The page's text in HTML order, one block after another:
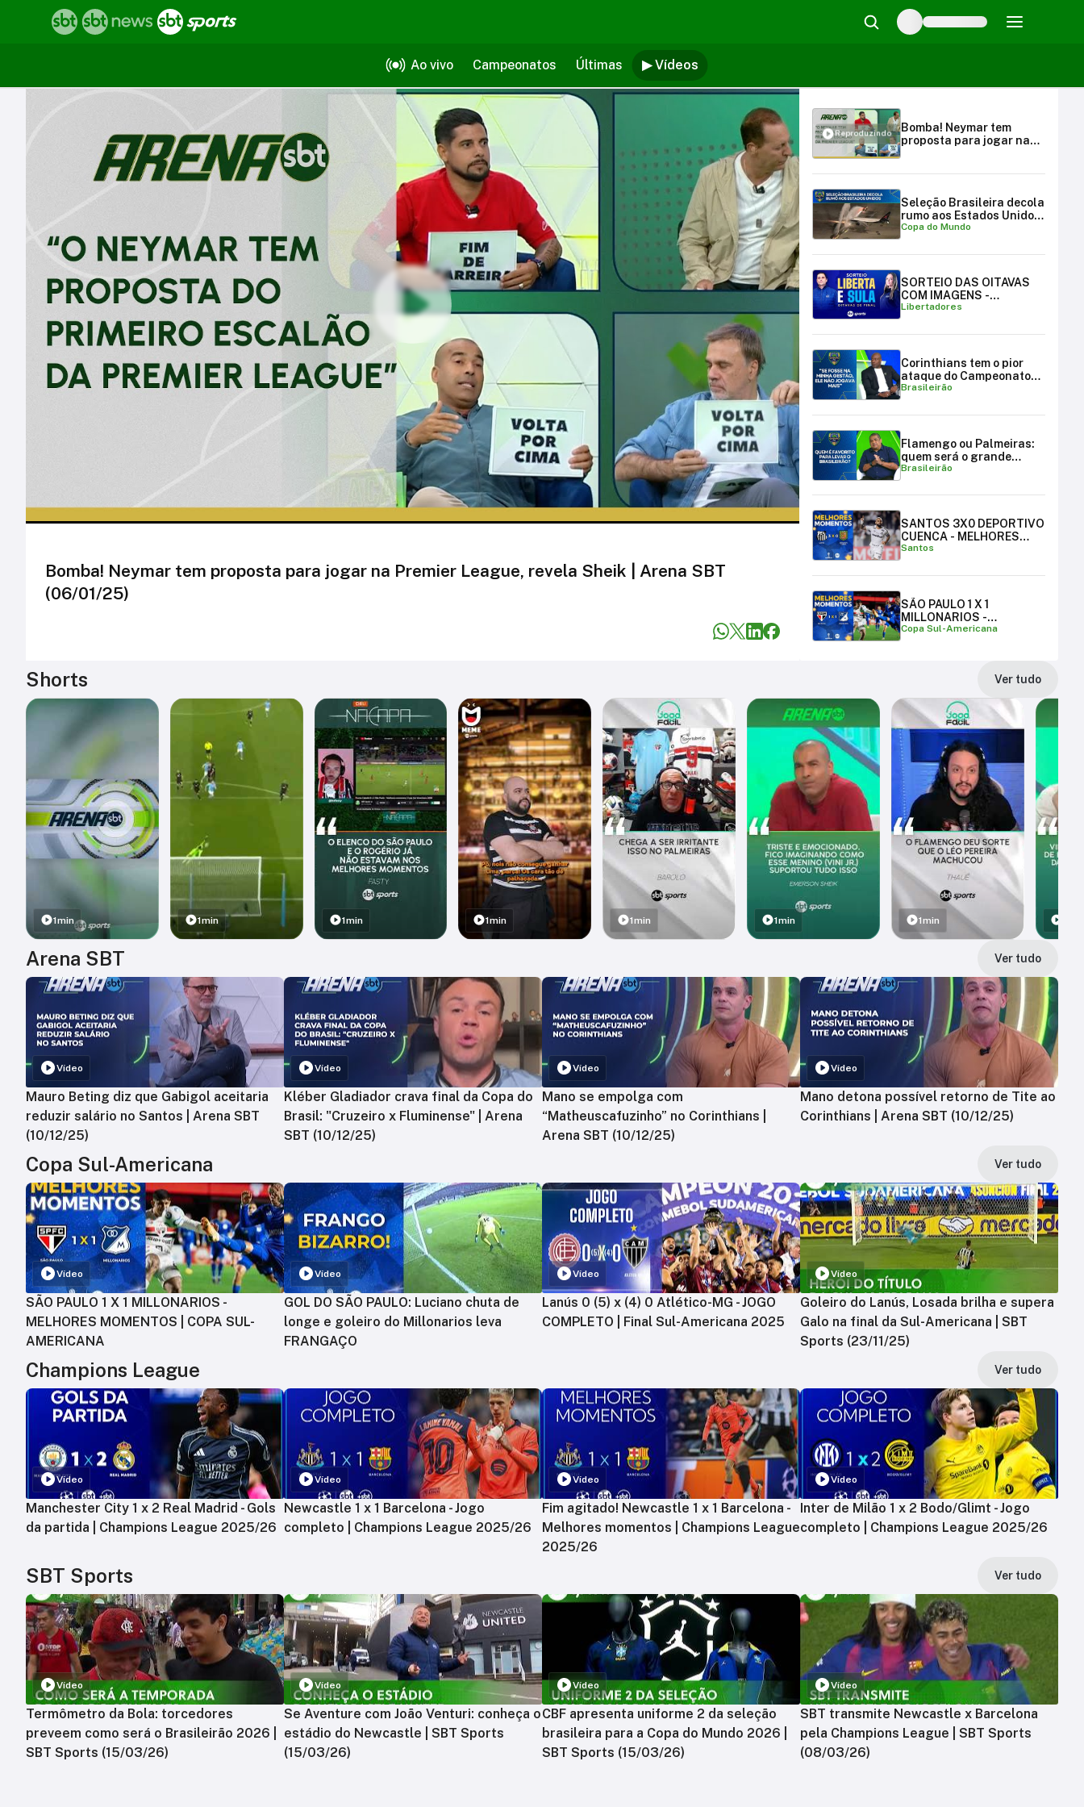
Ao vivo Campeonatos Últimas ▶ Vídeos
Vídeos
Bomba! Neymar tem proposta para jogar na Premier League, revela Sheik | Arena SBT
(06/01/25)
Reproduzindo
Bomba! Neymar tem
proposta para jogar na
Seleção Brasileira decola
rumo aos Estados Unidos
para a Copa do Mundo
Copa do Mundo
SORTEIO DAS OITAVAS
COM IMAGENS -
LIBERTADORES E
Libertadores
Corinthians tem o pior
ataque do Campeonato
Brasileiro
Brasileirão
Flamengo ou Palmeiras:
quem será o grande
campeão brasileiro?
Brasileirão
SANTOS 3X0 DEPORTIVO
CUENCA - MELHORES
MOMENTOS
Santos
SÃO PAULO 1 X 1
MILLONARIOS -
MELHORES MOMENTOS |
Copa Sul-Americana
Shorts Ver tudo
1min 1min 1min 1min 1min 1min 1min
Arena SBT Ver tudo
Vídeo
Mauro Beting diz que Gabigol aceitaria
reduzir salário no Santos | Arena SBT
(10/12/25)
Vídeo
Kléber Gladiador crava final da Copa do
Brasil: "Cruzeiro x Fluminense" | Arena
SBT (10/12/25)
Vídeo
Mano se empolga com
“Matheuscafuzinho” no Corinthians |
Arena SBT (10/12/25)
Vídeo
Mano detona possível retorno de Tite ao
Corinthians | Arena SBT (10/12/25)
Copa Sul-Americana Ver tudo
Vídeo
SÃO PAULO 1 X 1 MILLONARIOS -
MELHORES MOMENTOS | COPA SUL-
AMERICANA
Vídeo
GOL DO SÃO PAULO: Luciano chuta de
longe e goleiro do Millonarios leva
FRANGAÇO
Vídeo
Lanús 0 (5) x (4) 0 Atlético-MG - JOGO
COMPLETO | Final Sul-Americana 2025
Vídeo
Goleiro do Lanús, Losada brilha e supera
Galo na final da Sul-Americana | SBT
Sports (23/11/25)
Champions League Ver tudo
Vídeo
Manchester City 1 x 2 Real Madrid - Gols
da partida | Champions League 2025/26
Vídeo
Newcastle 1 x 1 Barcelona - Jogo
completo | Champions League 2025/26
Vídeo
Fim agitado! Newcastle 1 x 1 Barcelona -
Melhores momentos | Champions League
2025/26
Vídeo
Inter de Milão 1 x 2 Bodo/Glimt - Jogo
completo | Champions League 2025/26
SBT Sports Ver tudo
Vídeo
Termômetro da Bola: torcedores
preveem como será o Brasileirão 2026 |
SBT Sports (15/03/26)
Vídeo
Se Aventure com João Venturi: conheça o
estádio do Newcastle | SBT Sports
(15/03/26)
Vídeo
CBF apresenta uniforme 2 da seleção
brasileira para a Copa do Mundo 2026 |
SBT Sports (15/03/26)
Vídeo
SBT transmite Newcastle x Barcelona
pela Champions League | SBT Sports
(08/03/26)